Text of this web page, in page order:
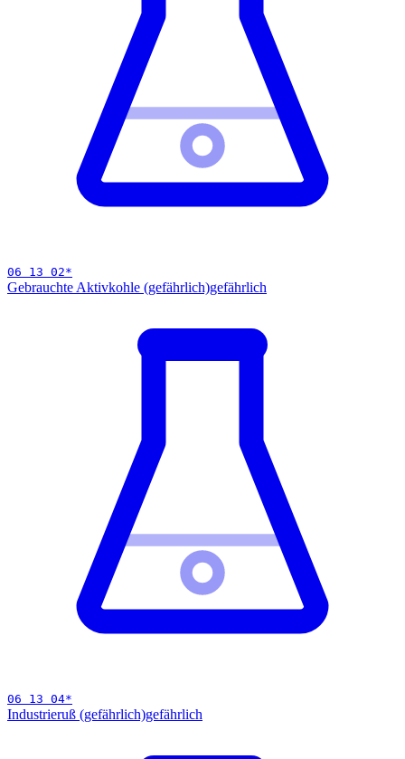
06 13 02*
Gebrauchte Aktivkohle (gefährlich)gefährlich
06 13 04*
Industrieruß (gefährlich)gefährlich